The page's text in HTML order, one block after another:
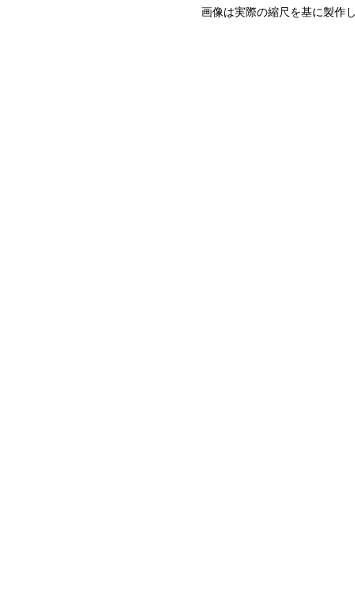
画像は実際の縮尺を基に製作